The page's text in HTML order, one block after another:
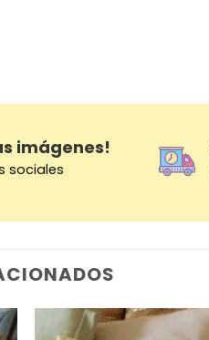
imágenes!
sociales